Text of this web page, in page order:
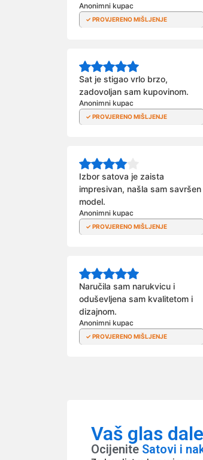
Anonimni kupac
Sat je stigao vrlo brzo,
zadovoljan sam kupovinom.
Anonimni kupac
Izbor satova je zaista
impresivan, našla sam savršen
model.
Anonimni kupac
Naručila sam narukvicu i
oduševljena sam kvalitetom i
dizajnom.
Anonimni kupac
Vaš glas
Ocijenite Satovi i